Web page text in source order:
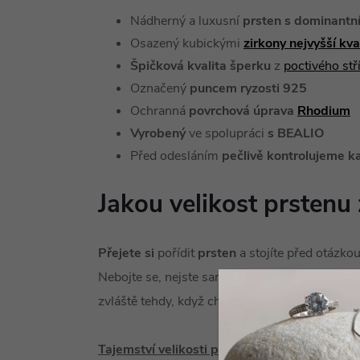
Nádherný a luxusní prsten s
Osazený kubickými zirkony nejvyšší
Špičková kvalita šperku z poctivého
Označený puncem ryzosti 925
Ochranná povrchová úprava Rhodium
Vyrobenýve spolupráci s BEALIO
Před odesláním pečlivě kontrolujeme
Jakou velikost prstenu
Přejete si pořídit prsten a stojíte před
Nebojte se, nejste sami! Tato situace může být
zvláště tehdy, když chcete koupit prsten jako
Tajemství velikosti prstenuje vlastně velice